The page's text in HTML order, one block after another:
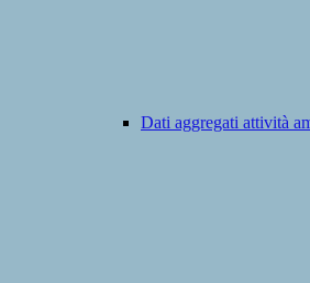
Dati aggregati attività